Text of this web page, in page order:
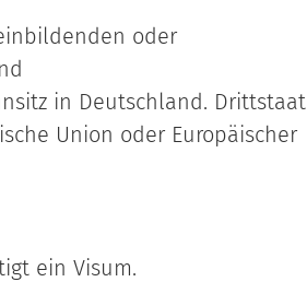
oder
in Deutschland. Drittstaat
Union oder Europäischer
ein Visum.